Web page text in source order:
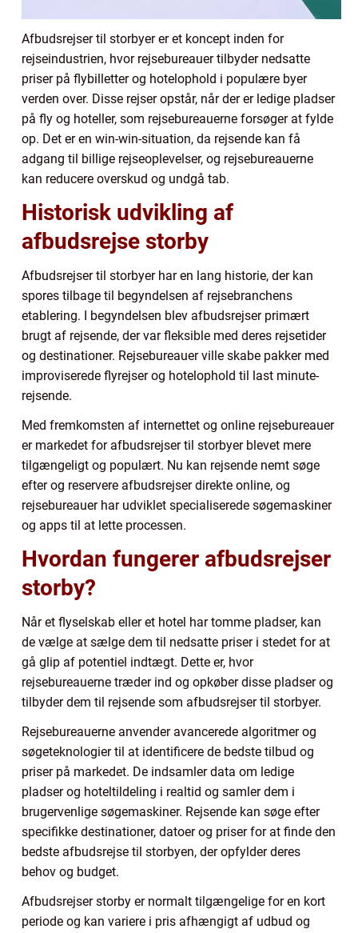
Afbudsrejser til storbyer er et koncept inden for
rejseindustrien, hvor rejsebureauer tilbyder nedsatte
priser på flybilletter og hotelophold i populære byer
verden over. Disse rejser opstår, når der er ledige pladser
på fly og hoteller, som rejsebureauerne forsøger at fylde
op. Det er en win-win-situation, da rejsende kan få
adgang til billige rejseoplevelser, og rejsebureauerne
kan reducere overskud og undgå tab.
Historisk udvikling af
afbudsrejse storby
Afbudsrejser til storbyer har en lang historie, der kan
spores tilbage til begyndelsen af rejsebranchens
etablering. I begyndelsen blev afbudsrejser primært
brugt af rejsende, der var fleksible med deres rejsetider
og destinationer. Rejsebureauer ville skabe pakker med
improviserede flyrejser og hotelophold til last minute-
rejsende.
Med fremkomsten af internettet og online rejsebureauer
er markedet for afbudsrejser til storbyer blevet mere
tilgængeligt og populært. Nu kan rejsende nemt søge
efter og reservere afbudsrejser direkte online, og
rejsebureauer har udviklet specialiserede søgemaskiner
og apps til at lette processen.
Hvordan fungerer afbudsrejser
storby?
Når et flyselskab eller et hotel har tomme pladser, kan
de vælge at sælge dem til nedsatte priser i stedet for at
gå glip af potentiel indtægt. Dette er, hvor
rejsebureauerne træder ind og opkøber disse pladser og
tilbyder dem til rejsende som afbudsrejser til storbyer.
Rejsebureauerne anvender avancerede algoritmer og
søgeteknologier til at identificere de bedste tilbud og
priser på markedet. De indsamler data om ledige
pladser og hoteltildeling i realtid og samler dem i
brugervenlige søgemaskiner. Rejsende kan søge efter
specifikke destinationer, datoer og priser for at finde den
bedste afbudsrejse til storbyen, der opfylder deres
behov og budget.
Afbudsrejser storby er normalt tilgængelige for en kort
periode og kan variere i pris afhængigt af udbud og